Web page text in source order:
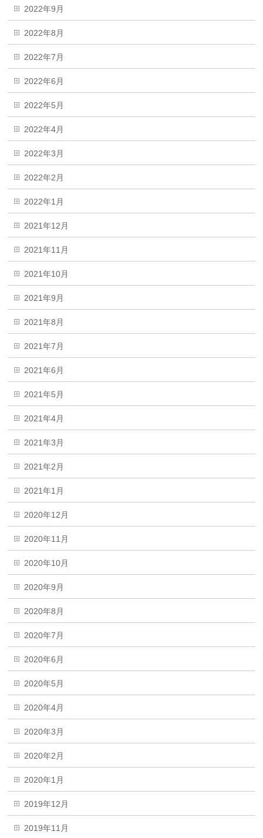
2022年9月
2022年8月
2022年7月
2022年6月
2022年5月
2022年4月
2022年3月
2022年2月
2022年1月
2021年12月
2021年11月
2021年10月
2021年9月
2021年8月
2021年7月
2021年6月
2021年5月
2021年4月
2021年3月
2021年2月
2021年1月
2020年12月
2020年11月
2020年10月
2020年9月
2020年8月
2020年7月
2020年6月
2020年5月
2020年4月
2020年3月
2020年2月
2020年1月
2019年12月
2019年11月